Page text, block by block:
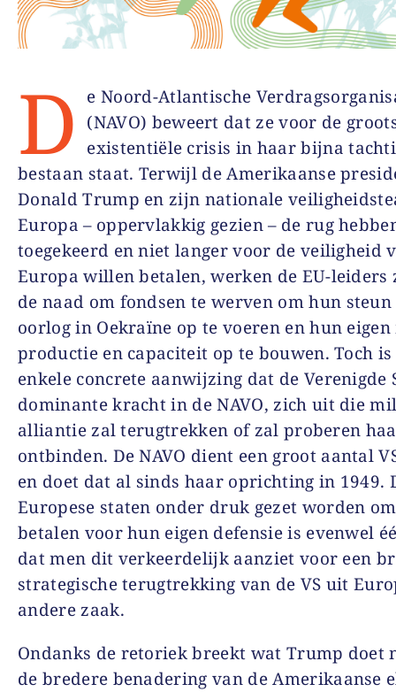
D
e Noord-Atlantische
(NAVO) beweert dat ze voor de
existentiële crisis in haar bijna
bestaan staat. Terwijl de Amerikaanse
Donald Trump en zijn nationale
Europa – oppervlakkig gezien – de rug
toegekeerd en niet langer voor de veiligheid
Europa willen betalen, werken de EU-leiders
de naad om fondsen te werven om hun
oorlog in Oekraïne op te voeren en hun
productie en capaciteit op te bouwen. Toch is
enkele concrete aanwijzing dat de Verenigde
dominante kracht in de NAVO, zich uit die
alliantie zal terugtrekken of zal proberen
ontbinden. De NAVO dient een groot aantal
en doet dat al sinds haar oprichting in 1949.
Europese staten onder druk gezet worden
betalen voor hun eigen defensie is evenwel
dat men dit verkeerdelijk aanziet voor een
strategische terugtrekking van de VS uit
andere zaak.
Ondanks de retoriek breekt wat Trump doet
de bredere benadering van de Amerikaanse